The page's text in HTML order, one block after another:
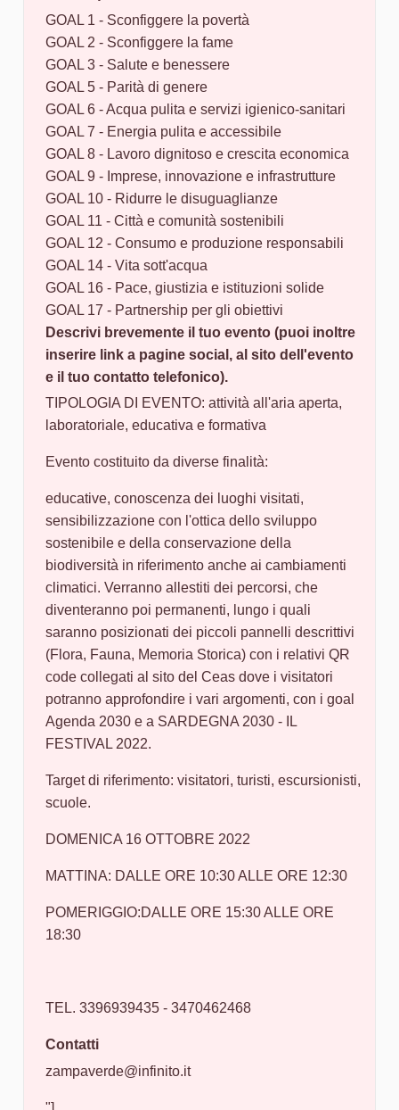
GOAL 1 - Sconfiggere la povertà
GOAL 2 - Sconfiggere la fame
GOAL 3 - Salute e benessere
GOAL 5 - Parità di genere
GOAL 6 - Acqua pulita e servizi igienico-sanitari
GOAL 7 - Energia pulita e accessibile
GOAL 8 - Lavoro dignitoso e crescita economica
GOAL 9 - Imprese, innovazione e infrastrutture
GOAL 10 - Ridurre le disuguaglianze
GOAL 11 - Città e comunità sostenibili
GOAL 12 - Consumo e produzione responsabili
GOAL 14 - Vita sott'acqua
GOAL 16 - Pace, giustizia e istituzioni solide
GOAL 17 - Partnership per gli obiettivi
Descrivi brevemente il tuo evento (puoi inoltre
inserire link a pagine social, al sito dell'evento
e il tuo contatto telefonico).
TIPOLOGIA DI EVENTO: attività all'aria aperta,
laboratoriale, educativa e formativa
Evento costituito da diverse finalità:
educative, conoscenza dei luoghi visitati,
sensibilizzazione con l'ottica dello sviluppo
sostenibile e della conservazione della
biodiversità in riferimento anche ai cambiamenti
climatici. Verranno allestiti dei percorsi, che
diventeranno poi permanenti, lungo i quali
saranno posizionati dei piccoli pannelli descrittivi
(Flora, Fauna, Memoria Storica) con i relativi QR
code collegati al sito del Ceas dove i visitatori
potranno approfondire i vari argomenti, con i goal
Agenda 2030 e a SARDEGNA 2030 - IL
FESTIVAL 2022.
Target di riferimento: visitatori, turisti, escursionisti,
scuole.
DOMENICA 16 OTTOBRE 2022
MATTINA: DALLE ORE 10:30 ALLE ORE 12:30
POMERIGGIO:DALLE ORE 15:30 ALLE ORE
18:30
TEL. 3396939435 - 3470462468
Contatti
zampaverde@infinito.it